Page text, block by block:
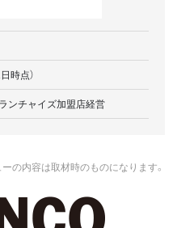
時点）
ンチャイズ加盟店経営
の内容は取材時のものになります。